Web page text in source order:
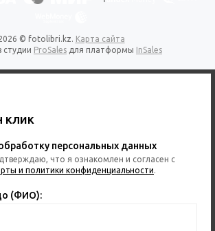
© fotolibri.kz. Карта сайта
студии ProSales для платформы InSales
клик
персональных данных
что я ознакомлен и согласен с
и политики конфиденциальности.
(ФИО):